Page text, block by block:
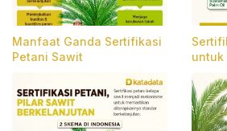
Manfaat Ganda Sertifikasi
Petani Sawit
untuk